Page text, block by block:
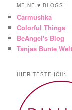
MEINE ♥ BLOGS!
Carmushka
Colorful Things
BeAngel's Blog
Tanjas Bunte Welt
HIER TESTE ICH: